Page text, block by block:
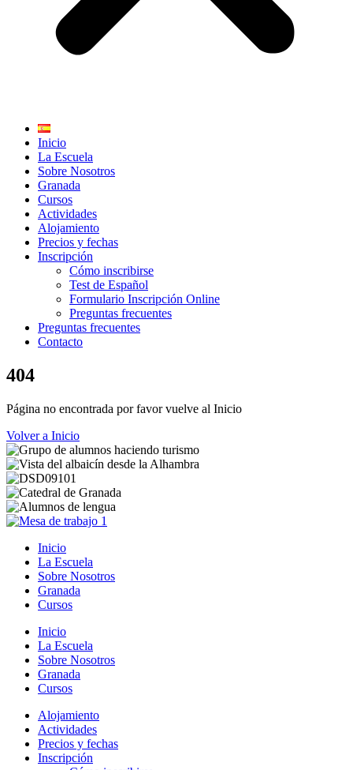
Inicio
La Escuela
Sobre Nosotros
Granada
Cursos
Actividades
Alojamiento
Precios y fechas
Inscripción
Cómo inscribirse
Test de Español
Formulario Inscripción Online
Preguntas frecuentes
Preguntas frecuentes
Contacto
404
Página no encontrada por favor vuelve al Inicio
Volver a Inicio
Inicio
La Escuela
Sobre Nosotros
Granada
Cursos
Inicio
La Escuela
Sobre Nosotros
Granada
Cursos
Alojamiento
Actividades
Precios y fechas
Inscripción